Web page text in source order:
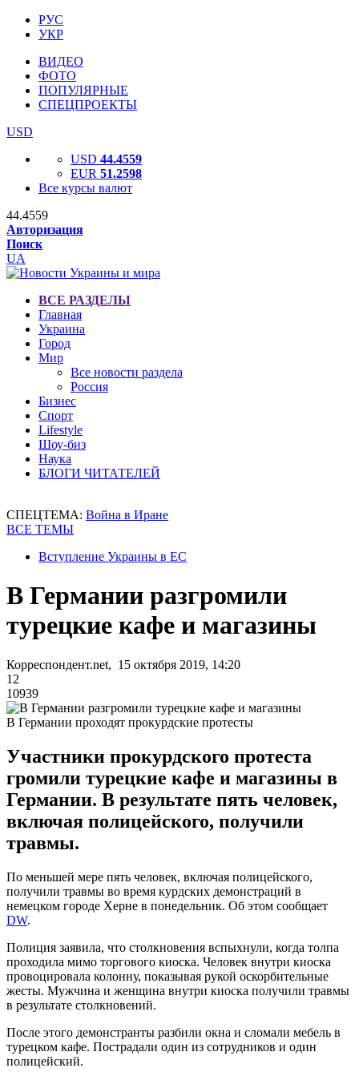
РУС
УКР
ВИДЕО
ФОТО
ПОПУЛЯРНЫЕ
СПЕЦПРОЕКТЫ
USD
USD 44.4559
EUR 51.2598
Все курсы валют
44.4559
Авторизация
Поиск
UA
ВСЕ РАЗДЕЛЫ
Главная
Украина
Город
Мир
Все новости раздела
Россия
Бизнес
Спорт
Lifestyle
Шоу-биз
Наука
БЛОГИ ЧИТАТЕЛЕЙ
СПЕЦТЕМА: Война в Иране
ВСЕ ТЕМЫ
Вступление Украины в ЕС
В Германии разгромили
турецкие кафе и магазины
Корреспондент.net, 15 октября 2019, 14:20
12
10939
В Германии проходят прокурдские протесты
Участники прокурдского протеста
громили турецкие кафе и магазины в
Германии. В результате пять человек,
включая полицейского, получили
травмы.
По меньшей мере пять человек, включая полицейского,
получили травмы во время курдских демонстраций в
немецком городе Херне в понедельник. Об этом сообщает
DW.
Полиция заявила, что столкновения вспыхнули, когда толпа
проходила мимо торгового киоска. Человек внутри киоска
провоцировала колонну, показывая рукой оскорбительные
жесты. Мужчина и женщина внутри киоска получили травмы
в результате столкновений.
После этого демонстранты разбили окна и сломали мебель в
турецком кафе. Пострадали один из сотрудников и один
полицейский.